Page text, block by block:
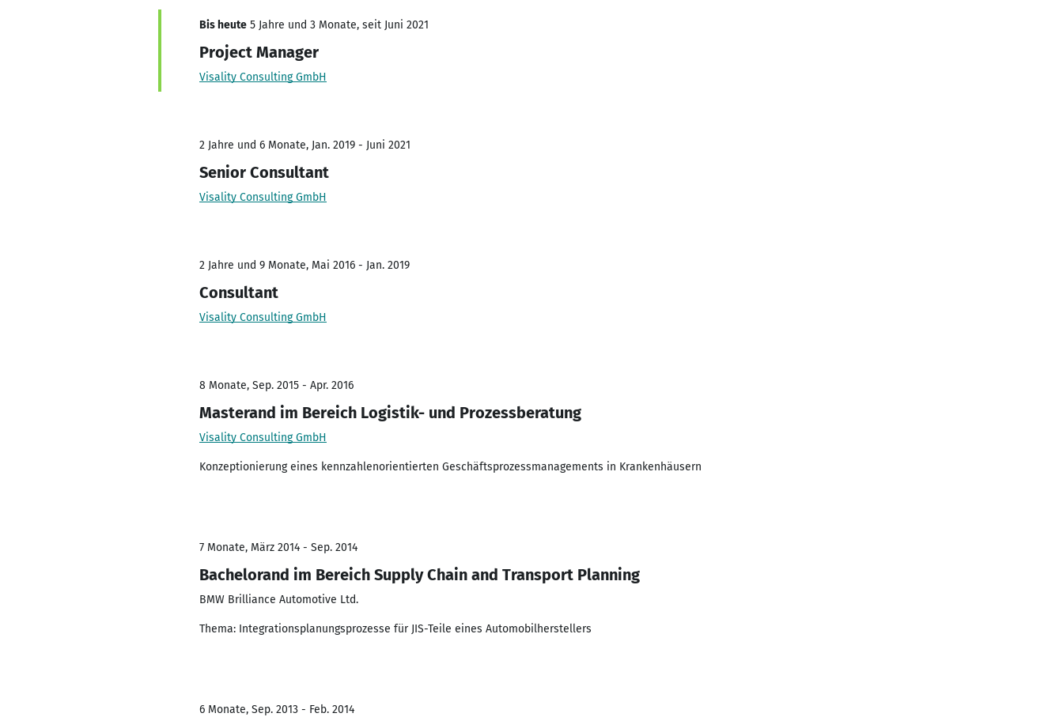
Bis heute 5 Jahre und 3 Monate, seit Juni 2021
Project Manager
Visality Consulting GmbH
2 Jahre und 6 Monate, Jan. 2019 - Juni 2021
Senior Consultant
Visality Consulting GmbH
2 Jahre und 9 Monate, Mai 2016 - Jan. 2019
Consultant
Visality Consulting GmbH
8 Monate, Sep. 2015 - Apr. 2016
Masterand im Bereich Logistik- und Prozessberatung
Visality Consulting GmbH
Konzeptionierung eines kennzahlenorientierten Geschäftsprozessmanagements in Krankenhäusern
7 Monate, März 2014 - Sep. 2014
Bachelorand im Bereich Supply Chain and Transport Planning
BMW Brilliance Automotive Ltd.
Thema: Integrationsplanungsprozesse für JIS-Teile eines Automobilherstellers
6 Monate, Sep. 2013 - Feb. 2014